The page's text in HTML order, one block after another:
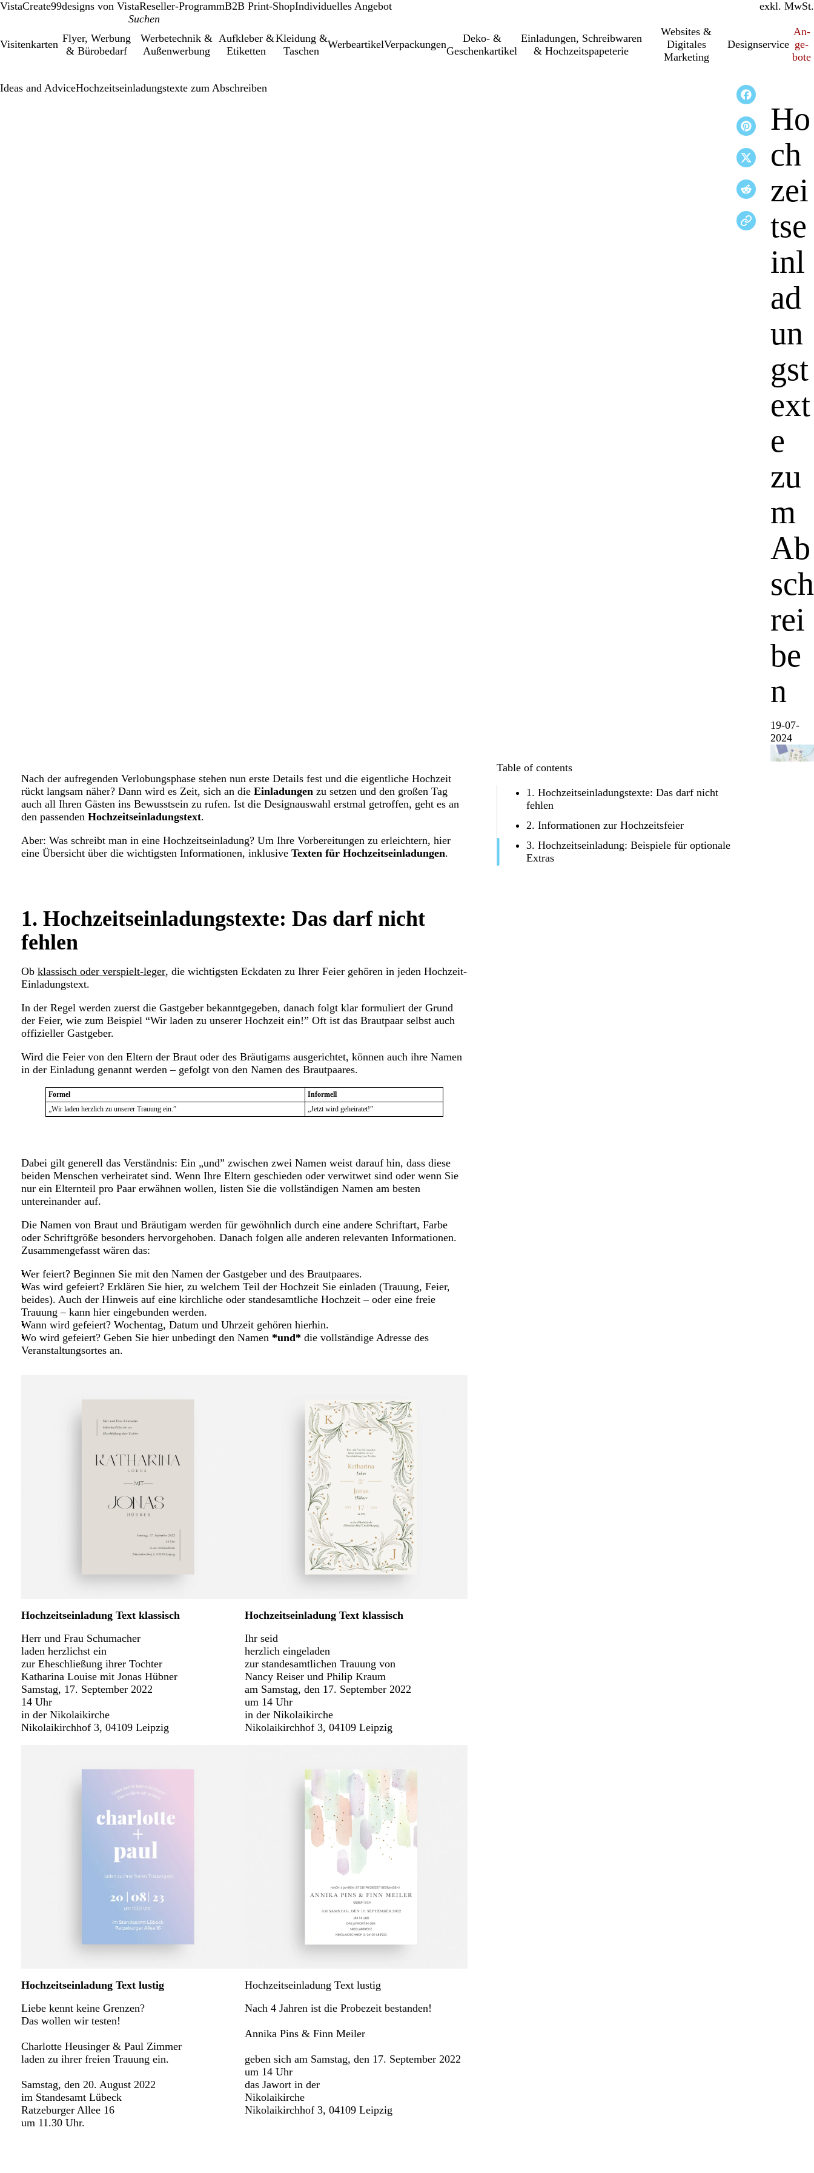
VistaCreate99designs von VistaReseller-ProgrammB2B Print-ShopIndividuelles Angebot inkl. MwSt.
exkl. MwSt.
Visitenkarten
Flyer, Werbung
& Bürobedarf
Werbetechnik &
Außenwerbung
Aufkleber &
Etiketten
Kleidung &
Taschen
WerbeartikelVerpackungen
Deko- &
Geschenkartikel
Einl­a­dung­en, Schreib­wa­ren
& Hochzeitspapeterie
Websites &
Digitales
Marketing
Designservice
An­­
ge­­
bo­­te
Ideas and AdviceHochzeitseinladungstexte zum Abschreiben
Ho
ch
zei
tse
inl
ad
un
gst
ext
e
zu
m
Ab
sch
rei
be
n
19-07-
2024
Nach der aufregenden Verlobungsphase stehen nun erste Details fest und die eigentliche Hochzeit
rückt langsam näher? Dann wird es Zeit, sich an die Einladungen zu setzen und den großen Tag
auch all Ihren Gästen ins Bewusstsein zu rufen. Ist die Designauswahl erstmal getroffen, geht es an
den passenden Hochzeitseinladungstext.
Aber: Was schreibt man in eine Hochzeitseinladung? Um Ihre Vorbereitungen zu erleichtern, hier
eine Übersicht über die wichtigsten Informationen, inklusive Texten für Hochzeitseinladungen.
1. Hochzeitseinladungstexte: Das darf nicht
fehlen
Ob klassisch oder verspielt-leger, die wichtigsten Eckdaten zu Ihrer Feier gehören in jeden Hochzeit-
Einladungstext.
In der Regel werden zuerst die Gastgeber bekanntgegeben, danach folgt klar formuliert der Grund
der Feier, wie zum Beispiel “Wir laden zu unserer Hochzeit ein!” Oft ist das Brautpaar selbst auch
offizieller Gastgeber.
Wird die Feier von den Eltern der Braut oder des Bräutigams ausgerichtet, können auch ihre Namen
in der Einladung genannt werden – gefolgt von den Namen des Brautpaares.
Formel
Informell
„Wir laden herzlich zu unserer Trauung ein.”
„Jetzt wird geheiratet!”
Dabei gilt generell das Verständnis: Ein „und” zwischen zwei Namen weist darauf hin, dass diese
beiden Menschen verheiratet sind. Wenn Ihre Eltern geschieden oder verwitwet sind oder wenn Sie
nur ein Elternteil pro Paar erwähnen wollen, listen Sie die vollständigen Namen am besten
untereinander auf.
Die Namen von Braut und Bräutigam werden für gewöhnlich durch eine andere Schriftart, Farbe
oder Schriftgröße besonders hervorgehoben. Danach folgen alle anderen relevanten Informationen.
Zusammengefasst wären das:
Wer feiert? Beginnen Sie mit den Namen der Gastgeber und des Brautpaares.
Was wird gefeiert? Erklären Sie hier, zu welchem Teil der Hochzeit Sie einladen (Trauung, Feier,
beides). Auch der Hinweis auf eine kirchliche oder standesamtliche Hochzeit – oder eine freie
Trauung – kann hier eingebunden werden.
Wann wird gefeiert? Wochentag, Datum und Uhrzeit gehören hierhin.
Wo wird gefeiert? Geben Sie hier unbedingt den Namen *und* die vollständige Adresse des
Veranstaltungsortes an.
Hochzeitseinladung Text klassisch
Herr und Frau Schumacher
laden herzlichst ein
zur Eheschließung ihrer Tochter
Katharina Louise mit Jonas Hübner
Samstag, 17. September 2022
14 Uhr
in der Nikolaikirche
Nikolaikirchhof 3, 04109 Leipzig
Hochzeitseinladung Text klassisch
Ihr seid
herzlich eingeladen
zur standesamtlichen Trauung von
Nancy Reiser und Philip Kraum
am Samstag, den 17. September 2022
um 14 Uhr
in der Nikolaikirche
Nikolaikirchhof 3, 04109 Leipzig
Hochzeitseinladung Text lustig
Liebe kennt keine Grenzen?
Das wollen wir testen!
Charlotte Heusinger & Paul Zimmer
laden zu ihrer freien Trauung ein.
Samstag, den 20. August 2022
im Standesamt Lübeck
Ratzeburger Allee 16
um 11.30 Uhr.
Hochzeitseinladung Text lustig
Nach 4 Jahren ist die Probezeit bestanden!
Annika Pins & Finn Meiler
geben sich am Samstag, den 17. September 2022
um 14 Uhr
das Jawort in der
Nikolaikirche
Nikolaikirchhof 3, 04109 Leipzig
Table of contents
1. Hochzeitseinladungstexte: Das darf nicht
fehlen
2. Informationen zur Hochzeitsfeier
3. Hochzeitseinladung: Beispiele für optionale
Extras